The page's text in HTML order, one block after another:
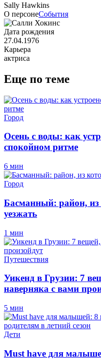
Sally Hawkins
О персонеСобытия
Дата рождения
27.04.1976
Карьера
актриса
Еще по теме
Город
Осень с воды: как
спокойном ритме
6 мин
Город
Басманный: район, из
уезжать
1 мин
Путешествия
Уикенд в Грузии: 7
наверняка с вами
5 мин
Дети
Must have для